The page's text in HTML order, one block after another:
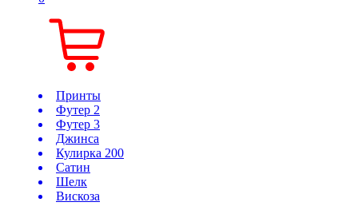
Принты
Футер 2
Футер 3
Джинса
Кулирка 200
Сатин
Шелк
Вискоза